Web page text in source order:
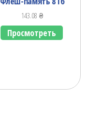
143.08₴
Просмотреть